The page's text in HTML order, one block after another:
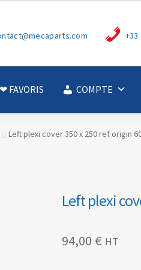
+33
❤ FAVORIS COMPTE
Left plexi cover 350 x 250 ref origin
Left plexi
94,00 € HT